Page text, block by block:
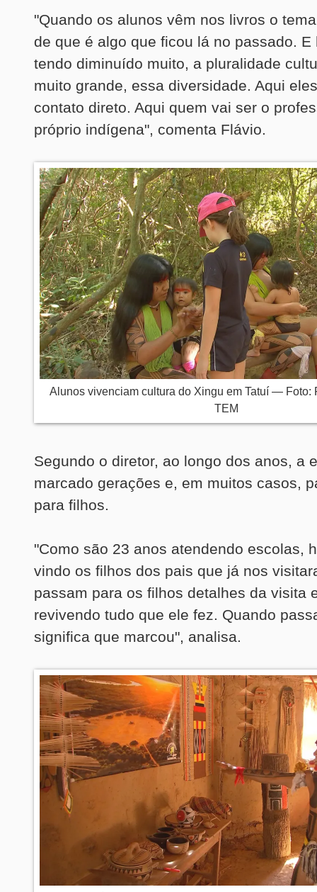
"Quando os alunos vêm nos livros o
de que é algo que ficou lá no passado. E
tendo diminuído muito, a pluralidade
muito grande, essa diversidade. Aqui
contato direto. Aqui quem vai ser o
próprio indígena", comenta Flávio.
Alunos vivenciam cultura do Xingu em Tatuí — Foto:
TEM
Segundo o diretor, ao longo dos anos, a
marcado gerações e, em muitos casos,
para filhos.
"Como são 23 anos atendendo escolas,
vindo os filhos dos pais que já nos
passam para os filhos detalhes da visita
revivendo tudo que ele fez. Quando
significa que marcou", analisa.